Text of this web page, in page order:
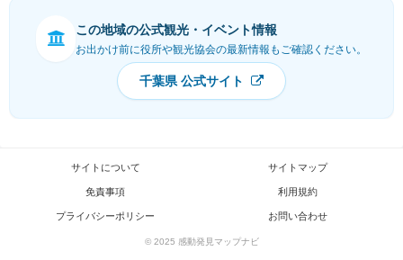
この地域の公式観光・イベント情報
お出かけ前に役所や観光協会の最新情報もご確認ください。
千葉県 公式サイト
サイトについて サイトマップ
免責事項 利用規約
プライバシーポリシー お問い合わせ
© 2025 感動発見マップナビ